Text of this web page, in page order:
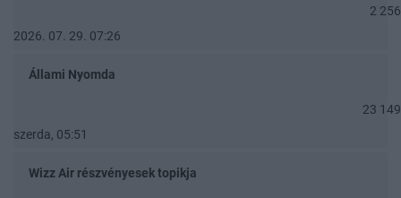
2 256
2026. 07. 29. 07:26
Állami Nyomda
23 149
szerda, 05:51
Wizz Air részvényesek topikja